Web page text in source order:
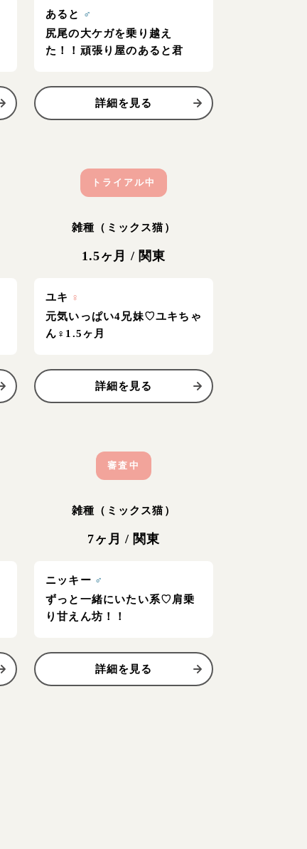
あると
♂
尻尾の大ケガを乗り越え
た！！頑張り屋のあると君
詳細を見る
トライアル中
雑種（ミックス猫）
1.5ヶ月 / 関東
ユキ ♀
元気いっぱい4兄妹♡ユキちゃ
ん♀1.5ヶ月
詳細を見る
審査中
雑種（ミックス猫）
7ヶ月 / 関東
ニッキー ♂
ずっと一緒にいたい系♡肩乗
り甘えん坊！！
詳細を見る